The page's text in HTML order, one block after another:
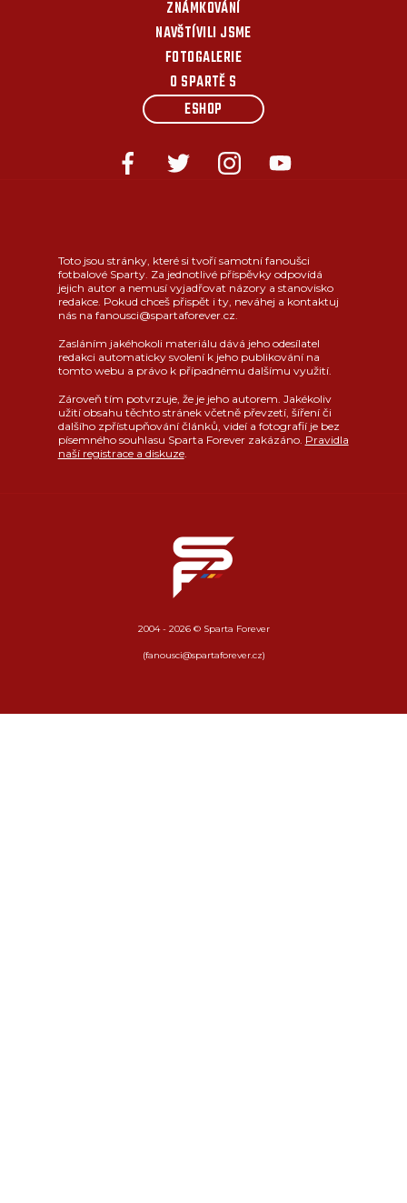
ZNÁMKOVÁNÍ
NAVŠTÍVILI JSME
FOTOGALERIE
O SPARTĚ S
ESHOP
Toto jsou stránky, které si tvoří samotní fanoušci
fotbalové Sparty. Za jednotlivé příspěvky odpovídá
jejich autor a nemusí vyjadřovat názory a stanovisko
redakce. Pokud chceš přispět i ty, neváhej a kontaktuj
nás na fanousci@spartaforever.cz.
Zasláním jakéhokoli materiálu dává jeho odesílatel
redakci automaticky svolení k jeho publikování na
tomto webu a právo k případnému dalšímu využití.
Zároveň tím potvrzuje, že je jeho autorem. Jakékoliv
užití obsahu těchto stránek včetně převzetí, šíření či
dalšího zpřístupňování článků, videí a fotografií je bez
písemného souhlasu Sparta Forever zakázáno. Pravidla
naší registrace a diskuze.
2004 - 2026 © Sparta Forever
(fanousci@spartaforever.cz)